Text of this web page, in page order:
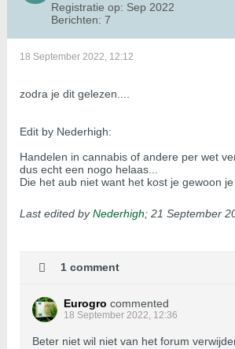
Registratie op: Sep 2022
Berichten: 7
18 September 2022, 12:12
zodra je dit gelezen....
Edit by Nederhigh:
Handelen in cannabis of andere per wet
dus echt een nogo helaas...
Die het aub niet want het kost je gewoon je
Last edited byNederhigh; 21 September
1 comment
Eurogro commented
18 September 2022, 12:36
Beter niet wil niet van het forum